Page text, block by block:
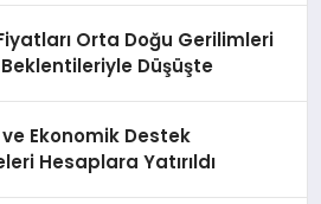
Orta Doğu Gerilimleri
Düşüşte
Ekonomik Destek
Hesaplara Yatırıldı